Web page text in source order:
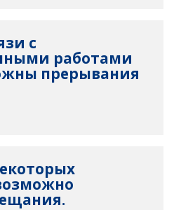
с
работами
прерывания